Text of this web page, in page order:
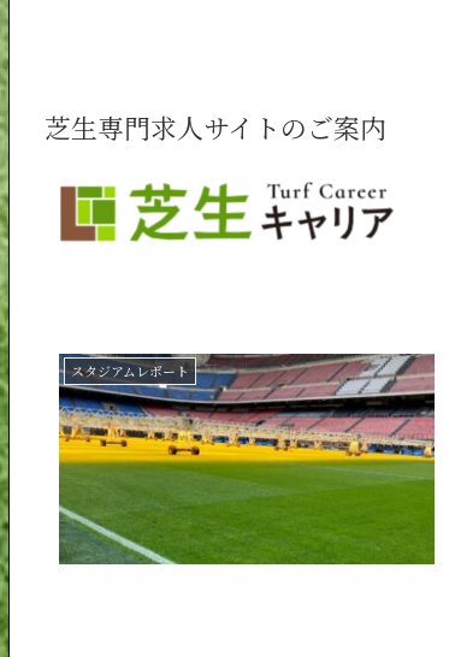
芝生専門求人サイトのご案内
スタジアムレポート